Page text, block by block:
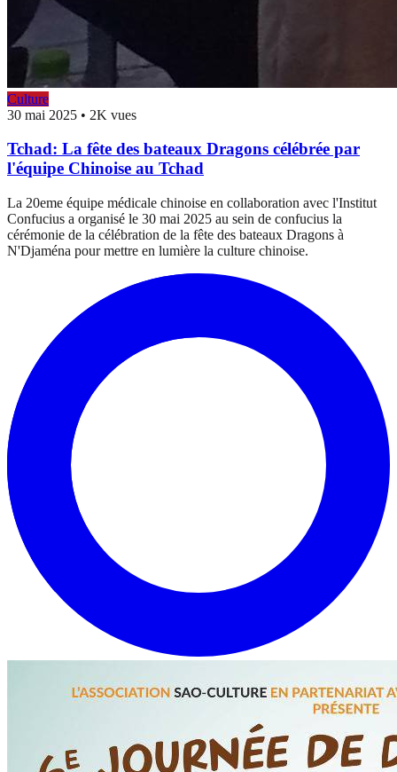
Culture
30 mai 2025 • 2K vues
Tchad: La fête des bateaux Dragons célébrée par
l'équipe Chinoise au Tchad
La 20eme équipe médicale chinoise en collaboration avec l'Institut
Confucius a organisé le 30 mai 2025 au sein de confucius la
cérémonie de la célébration de la fête des bateaux Dragons à
N'Djaména pour mettre en lumière la culture chinoise.